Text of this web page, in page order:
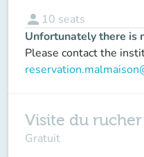
person 10 seats
Unfortunately there is
Please contact the
Visite du
Gratuit